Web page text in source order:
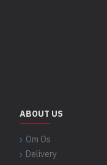
ABOUT US
Om Os
Delivery